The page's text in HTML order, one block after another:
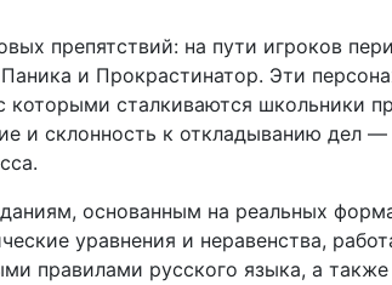
препятствий: на пути игроков
и Прокрастинатор. Эти
сталкиваются школьники
и склонность к откладыванию дел
основанным на реальных
уравнения и неравенства,
правилами русского языка, а